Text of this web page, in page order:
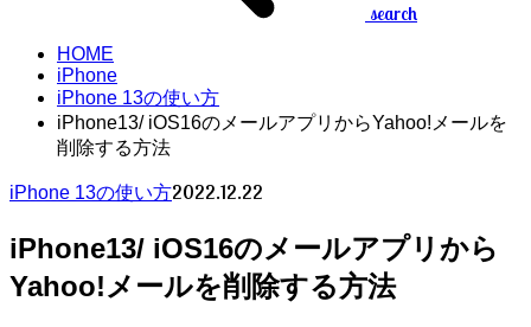
search
HOME
iPhone
iPhone 13の使い方
iPhone13/ iOS16のメールアプリからYahoo!メールを
削除する方法
iPhone 13の使い方2022.12.22
iPhone13/ iOS16のメールアプリから
Yahoo!メールを削除する方法